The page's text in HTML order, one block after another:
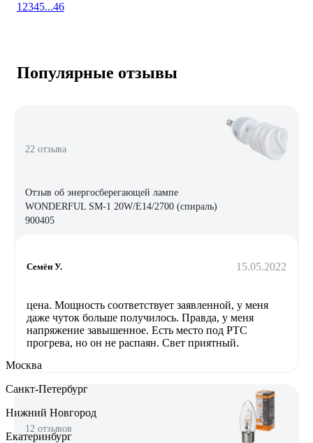
1 2345...46
Популярные отзывы
22 отзыва
Отзыв об энергосберегающей лампе
WONDERFUL SM-1 20W/E14/2700 (спираль)
900405
Семён У. 15.05.2022
цена. Мощность соответствует заявленной, у меня
даже чуток больше получилось. Правда, у меня
напряжение завышенное. Есть место под РТС
прогрева, но он не распаян. Свет приятный.
12 отзывов
Москва
Санкт-Петербург
Нижний Новгород
Екатеринбург